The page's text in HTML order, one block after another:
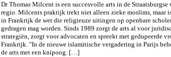
Dr Thomas Milcent is een succesvolle arts in de
regio. Milcents praktijk trekt niet alleen zieke moslims, maar
in Frankrijk de wet die religieuze uitingen op openbare
gedragen mag worden. Sinds 1989 zorgt de arts al voor
strategiën, zorgt voor advocaten en spreekt met gedupeerde
Frankrijk. "In de nieuwe islamitische vergadering in Parijs
de arts met een knipoog. […]